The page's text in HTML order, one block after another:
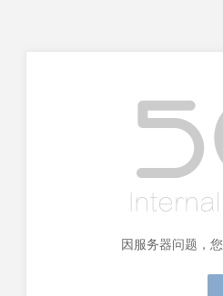
因服务器问题，